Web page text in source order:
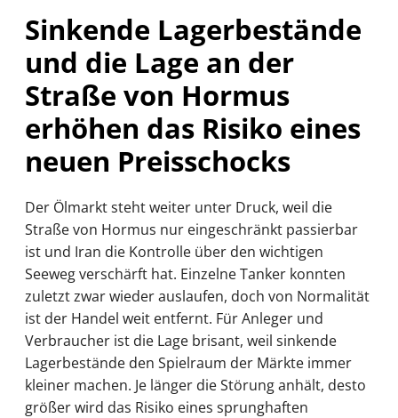
Sinkende Lagerbestände
und die Lage an der
Straße von Hormus
erhöhen das Risiko eines
neuen Preisschocks
Der Ölmarkt steht weiter unter Druck, weil die
Straße von Hormus nur eingeschränkt passierbar
ist und Iran die Kontrolle über den wichtigen
Seeweg verschärft hat. Einzelne Tanker konnten
zuletzt zwar wieder auslaufen, doch von Normalität
ist der Handel weit entfernt. Für Anleger und
Verbraucher ist die Lage brisant, weil sinkende
Lagerbestände den Spielraum der Märkte immer
kleiner machen. Je länger die Störung anhält, desto
größer wird das Risiko eines sprunghaften